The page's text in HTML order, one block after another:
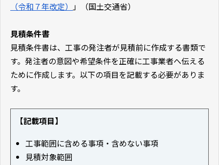
（令和７年改定） 」（国土交通省）
見積条件書
見積条件書は、工事の発注者が見積前に作成する書類で
す。発注者の意図や希望条件を正確に工事業者へ伝える
ために作成します。以下の項目を記載する必要がありま
す。
【記載項目】
工事範囲に含める事項・含めない事項
見積対象範囲